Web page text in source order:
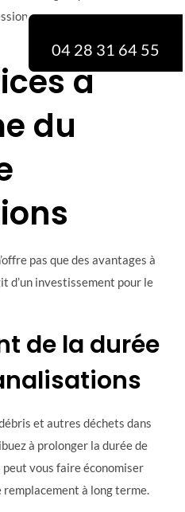
pour éviter tout risque
à
du
pas que des avantages à
d’un investissement pour le
de la durée
et autres déchets dans
à prolonger la durée de
vous faire économiser
remplacement à long terme.
04 28 31 64 55